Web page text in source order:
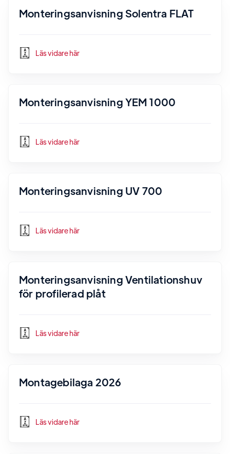
Monteringsanvisning Solentra FLAT
Läs vidare här
Monteringsanvisning YEM 1000
Läs vidare här
Monteringsanvisning UV 700
Läs vidare här
Monteringsanvisning Ventilationshuv
för profilerad plåt
Läs vidare här
Montagebilaga 2026
Läs vidare här